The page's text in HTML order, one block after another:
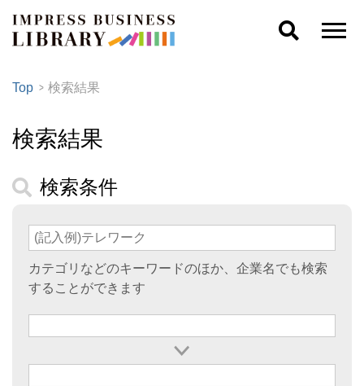
Top 検索結果
検索結果
検索条件
カテゴリなどのキーワードのほか、企業名でも検索
することができます